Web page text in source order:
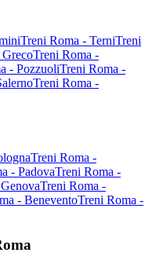
Treni Roma - TerniTreni
Treni Roma -
- PozzuoliTreni Roma -
Treni Roma -
Treni Roma -
- PadovaTreni Roma -
Treni Roma -
- BeneventoTreni Roma -